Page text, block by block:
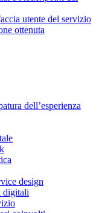
utente del servizio
ottenuta
dell’esperienza
design
digitali